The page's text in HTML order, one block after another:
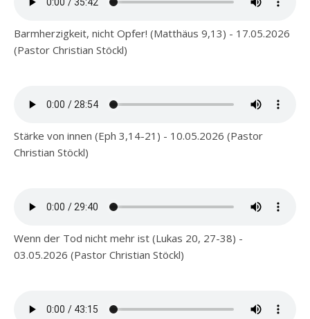
Barmherzigkeit, nicht Opfer! (Matthäus 9,13) - 17.05.2026
(Pastor Christian Stöckl)
Stärke von innen (Eph 3,14-21) - 10.05.2026 (Pastor
Christian Stöckl)
Wenn der Tod nicht mehr ist (Lukas 20, 27-38) -
03.05.2026 (Pastor Christian Stöckl)